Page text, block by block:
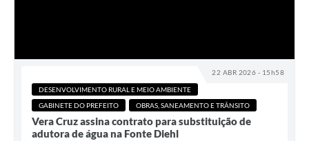
22 ABR 2026 - 15h58
DESENVOLVIMENTO RURAL E MEIO AMBIENTE
GABINETE DO PREFEITO
OBRAS, SANEAMENTO E TRÂNSITO
Vera Cruz assina contrato para substituição de
adutora de água na Fonte Diehl